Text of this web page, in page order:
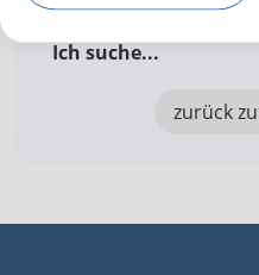
Speichern von oder Zugriff
Informationen auf einem
von Werbeanzeigen
Verwendung von Profilen
Ich suche...
zurück